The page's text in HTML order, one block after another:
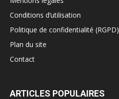
Conditions d’utilisation
Politique de confidentialité (RGPD)
Plan du site
Contact
ARTICLES POPULAIRES